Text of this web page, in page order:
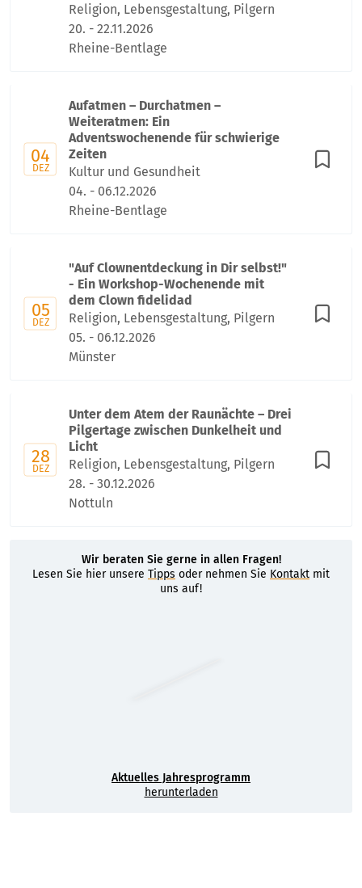
Religion, Lebensgestaltung, Pilgern
20. - 22.11.2026
Rheine-Bentlage
04
DEZ
Aufatmen – Durchatmen –
Weiteratmen: Ein
Adventswochenende für schwierige
Zeiten
Kultur und Gesundheit
04. - 06.12.2026
Rheine-Bentlage
05
DEZ
"Auf Clownentdeckung in Dir selbst!"
- Ein Workshop-Wochenende mit
dem Clown fidelidad
Religion, Lebensgestaltung, Pilgern
05. - 06.12.2026
Münster
28
DEZ
Unter dem Atem der Raunächte – Drei
Pilgertage zwischen Dunkelheit und
Licht
Religion, Lebensgestaltung, Pilgern
28. - 30.12.2026
Nottuln
Wir beraten Sie gerne in allen Fragen!
Lesen Sie hier unsere Tipps oder nehmen Sie Kontakt mit
uns auf!
Aktuelles Jahresprogramm
herunterladen